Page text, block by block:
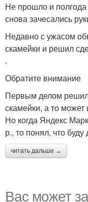
Не прошло и
снова зачесались
Недавно с ужасом
скамейки и решил
.
Обратите внимание
Первым делом решил
скамейки, а то может
Но когда Яндекс
р., то понял, что
читать дальше →
Вас может